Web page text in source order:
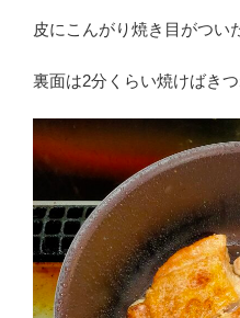
皮にこんがり焼き目がつい
裏面は2分くらい焼けばきつ